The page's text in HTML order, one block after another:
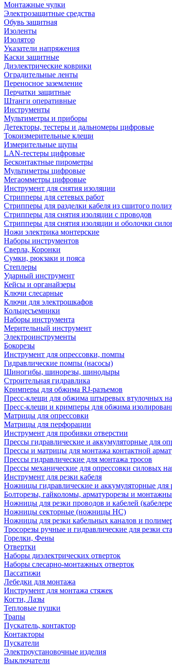
Монтажные чулки
Электрозащитные средства
Обувь защитная
Изоленты
Изолятор
Указатели напряжения
Каски защитные
Диэлектрические коврики
Оградительные ленты
Переносное заземление
Перчатки защитные
Штанги оперативные
Инструменты
Мультиметры и приборы
Детекторы, тестеры и дальномеры цифровые
Токоизмерительные клещи
Измерительные щупы
LAN-тестеры цифровые
Бесконтактные пирометры
Мультиметры цифровые
Мегаомметры цифровые
Инструмент для снятия изоляции
Стрипперы для сетевых работ
Стрипперы для разделки кабеля из сшитого
Cтрипперы для снятия изоляции с проводов
Стрипперы для снятия изоляции и оболочки
Ножи электрика монтерские
Наборы инструментов
Сверла, Коронки
Сумки, рюкзаки и пояса
Степлеры
Ударный инструмент
Кейсы и органайзеры
Ключи слесарные
Ключи для электрошкафов
Кольцесъемники
Наборы инструмента
Мерительный инструмент
Электроинструменты
Бокорезы
Инструмент для опрессовки, помпы
Гидравлические помпы (насосы)
Шиногибы, шинорезы, шинодыры
Строительная гидравлика
Кримперы для обжима RJ-разъемов
Пресс-клещи для обжима штыревых втулочных
Пресс-клещи и кримперы для обжима
Матрицы для опрессовки
Матрицы для перфорации
Инструмент для пробивки отверстии
Прессы гидравлические и аккумуляторные для
Прессы и матрицы для монтажа контактной
Прессы гидравлические для монтажа тросов
Прессы механические для опрессовки силовых
Инструмент для резки кабеля
Ножницы гидравлические и аккумуляторные для
Болторезы, гайколомы, арматурорезы и
Ножницы для резки проводов и кабелей
Ножницы секторные (ножницы НС)
Ножницы для резки кабельных каналов и
Тросорезы ручные и гидравлические для резки
Горелки, Фены
Отвертки
Наборы диэлектрических отверток
Наборы слесарно-монтажных отверток
Пассатижи
Лебедки для монтажа
Инструмент для монтажа стяжек
Когти, Лазы
Тепловые пушки
Трапы
Пускатель, контактор
Контакторы
Пускатели
Электроустановочные изделия
Выключатели